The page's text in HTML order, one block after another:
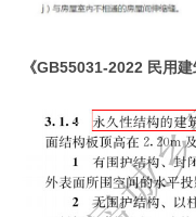
《GB55031-2022 民用